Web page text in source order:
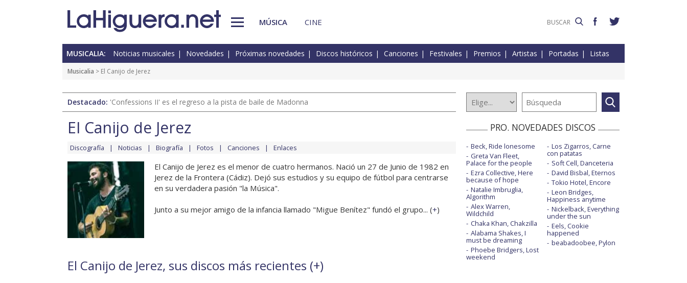
MÚSICA CINE
MUSICALIA: Noticias musicales Novedades Próximas novedades Discos históricos Canciones Festivales Premios Artistas Portadas Listas
Musicalia > El Canijo de Jerez
Destacado: 'Confessions II' es el regreso a la pista de baile de Madonna
El Canijo de Jerez
Discografía Noticias Biografía Fotos Canciones Enlaces
El Canijo de Jerez es el menor de cuatro hermanos. Nació un 27 de Junio de 1982 en
Jerez de la Frontera (Cádiz). Dejó sus estudios y su equipo de fútbol para centrarse
en su verdadera pasión "la Música".
Junto a su mejor amigo de la infancia llamado "Migue Benítez" fundó el grupo... (+)
El Canijo de Jerez, sus discos más recientes (+)
PRO. NOVEDADES DISCOS
Beck, Ride lonesome
Greta Van Fleet,
Palace for the people
Ezra Collective, Here
because of hope
Natalie Imbruglia,
Algorithm
Alex Warren,
Wildchild
Chaka Khan, Chakzilla
Alabama Shakes, I
must be dreaming
Phoebe Bridgers, Lost
weekend
Los Zigarros, Carne
con patatas
Soft Cell, Danceteria
David Bisbal, Eternos
Tokio Hotel, Encore
Leon Bridges,
Happiness anytime
Nickelback, Everything
under the sun
Eels, Cookie
happened
beabadoobee, Pylon